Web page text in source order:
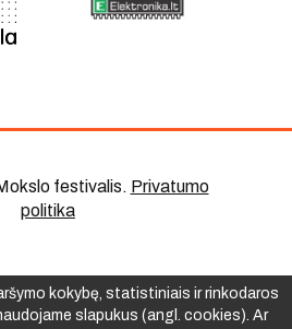
festivalis. Privatumo
politika
kokybę, statistiniais ir rinkodaros
slapukus (angl. cookies). Ar